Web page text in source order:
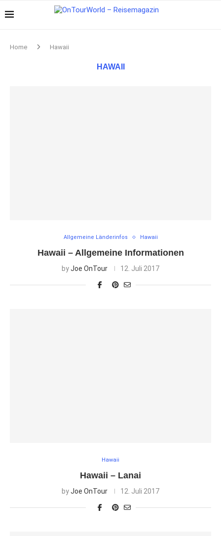
Home Hawaii
HAWAII
Allgemeine Länderinfos Hawaii
Hawaii – Allgemeine Informationen
byJoe OnTour 12. Juli 2017
Hawaii
Hawaii – Lanai
byJoe OnTour 12. Juli 2017